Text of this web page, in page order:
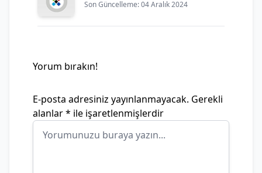
Son Güncelleme: 04 Aralık 2024
Yorum bırakın!
E-posta adresiniz yayınlanmayacak. Gerekli
alanlar* ile işaretlenmişlerdir